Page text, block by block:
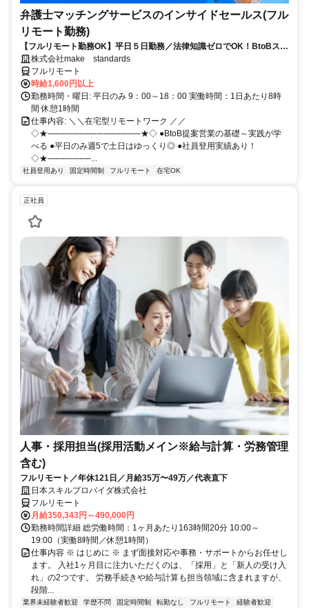
弁護士マッチングサービスのインサイドセールス(フル
リモート勤務)
【フルリモート勤務OK】平日５日勤務／法律知識ゼロでOK！BtoBスキ
ルが身につく営業職
株式会社make standards
フルリモート
時給1,600円以上
勤務時間・曜日: 平日のみ 9：00～18：00 実働時間：1日あたり8時
間 休憩1時間
仕事内容: ＼＼在宅型リモートワーク ／／
◇★───────────────★◇ ●BtoB提案営業の基礎～実践が学
べる ●平日のみ週5で土日はゆっくり◎ ●社員登用実績あり！
◇★───────...
社員登用あり 固定時間制 フルリモート 在宅OK
正社員
人事・採用担当(採用活動メイン※給与計算・労務管理
含む)
フルリモート／年休121日／月給35万〜49万／代表直下
日本スキルプロバイダ株式会社
フルリモート
月給350,343円～490,000円
勤務時間詳細 総労働時間：1ヶ月あたり163時間20分 10:00～
19:00（実働8時間／休憩1時間）
仕事内容 ※ はじめに ※ まず面接対応や事務・サポートからお任せし
ます。 入社1ヶ月目に注力いただくのは、「採用」と「新人の受け入
れ」の2つです。 労務手続きや給与計算も担当領域に含まれますが、
段階...
業界未経験者歓迎 学歴不問 固定時間制 転勤なし フルリモート
経験者歓迎